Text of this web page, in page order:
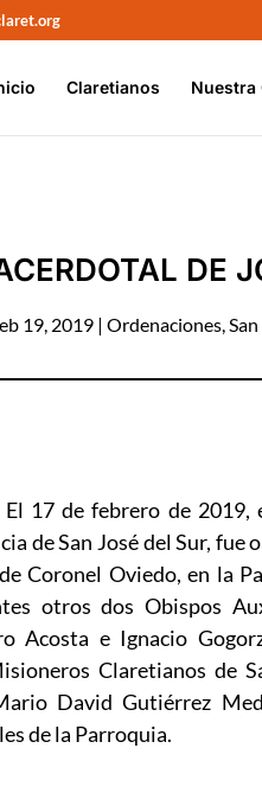
Claretianos Nuestra
DE
19, 2019 |Ordenaciones,
El 17 de febrero de 2019,
de San José del Sur,
Coronel Oviedo, en la
otros dos Obispos
Acosta e Ignacio
Claretianos de
David Gutiérrez
de la Parroquia.